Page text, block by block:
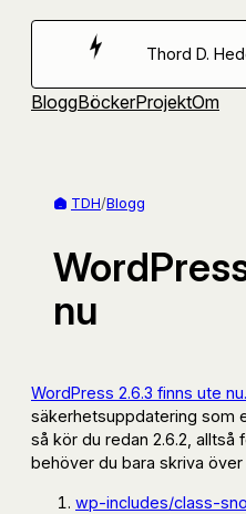
Hoppa
Thord D.
BloggBöckerProjektOm
TDH/Blogg
nu
WordPress 2.6.3 finns ute nu.
säkerhetsuppdatering som
så kör du redan 2.6.2, alltså
behöver du bara skriva
wp-includes/class-